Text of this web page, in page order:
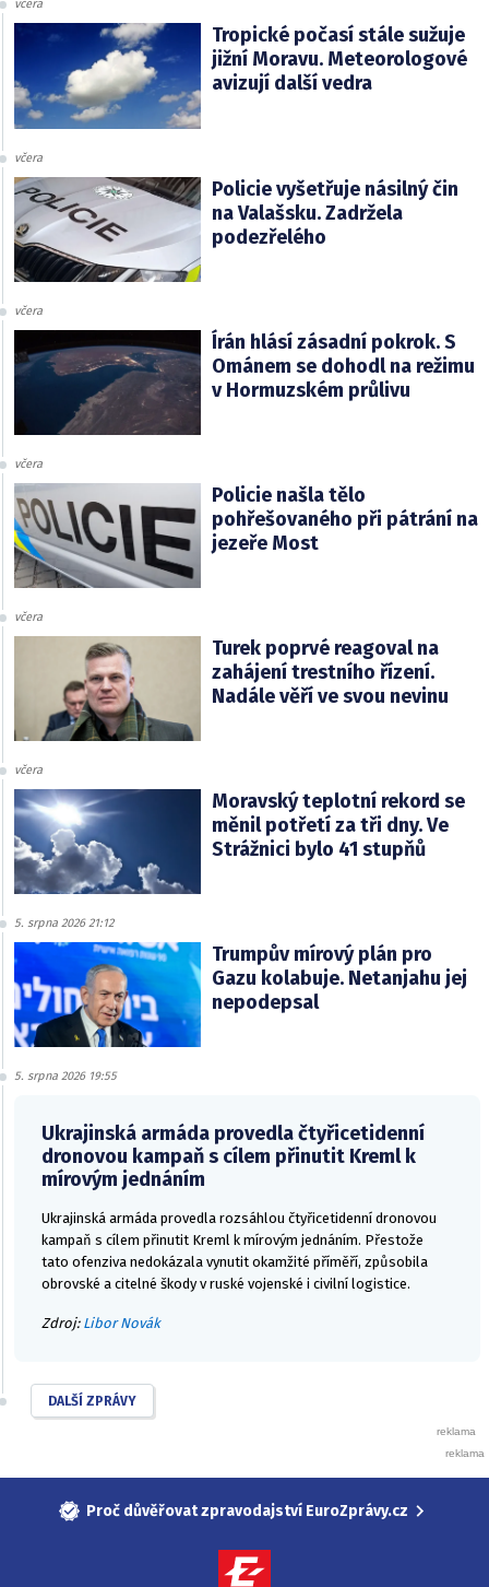
včera
Tropické počasí stále sužuje
jižní Moravu. Meteorologové
avizují další vedra
včera
Policie vyšetřuje násilný čin
na Valašsku. Zadržela
podezřelého
včera
Írán hlásí zásadní pokrok. S
Ománem se dohodl na režimu
v Hormuzském průlivu
včera
Policie našla tělo
pohřešovaného při pátrání na
jezeře Most
včera
Turek poprvé reagoval na
zahájení trestního řízení.
Nadále věří ve svou nevinu
včera
Moravský teplotní rekord se
měnil potřetí za tři dny. Ve
Strážnici bylo 41 stupňů
5. srpna 2026 21:12
Trumpův mírový plán pro
Gazu kolabuje. Netanjahu jej
nepodepsal
5. srpna 2026 19:55
Ukrajinská armáda provedla čtyřicetidenní
dronovou kampaň s cílem přinutit Kreml k
mírovým jednáním
Ukrajinská armáda provedla rozsáhlou čtyřicetidenní dronovou
kampaň s cílem přinutit Kreml k mírovým jednáním. Přestože
tato ofenziva nedokázala vynutit okamžité příměří, způsobila
obrovské a citelné škody v ruské vojenské i civilní logistice.
Zdroj: Libor Novák
DALŠÍ ZPRÁVY
Proč důvěřovat zpravodajství EuroZprávy.cz